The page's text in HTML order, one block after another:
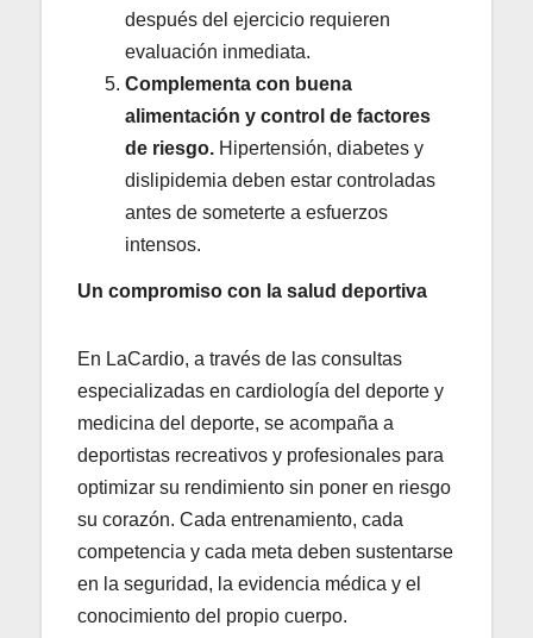
después del ejercicio requieren
evaluación inmediata.
Complementa con buena
alimentación y control de factores
de riesgo. Hipertensión, diabetes y
dislipidemia deben estar controladas
antes de someterte a esfuerzos
intensos.
Un compromiso con la salud deportiva
En LaCardio, a través de las consultas
especializadas en cardiología del deporte y
medicina del deporte, se acompaña a
deportistas recreativos y profesionales para
optimizar su rendimiento sin poner en riesgo
su corazón. Cada entrenamiento, cada
competencia y cada meta deben sustentarse
en la seguridad, la evidencia médica y el
conocimiento del propio cuerpo.